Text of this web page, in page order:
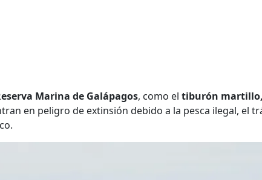
Marina de Galápagos, como el tiburón
en peligro de extinsión debido a la pesca ilegal, el